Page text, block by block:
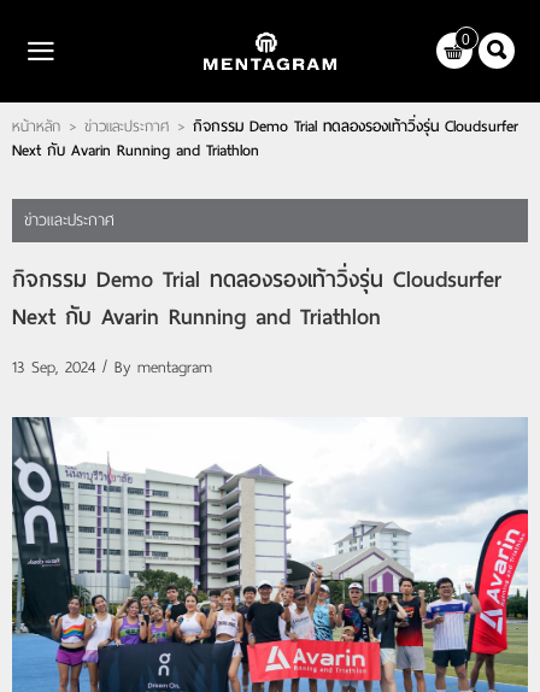
ไทย
WISHLIST( 0 )
หน้าหลัก
แบรนด์
ตัวแทนจำหน่าย
เกี่ยวกับเรา
บทความ
0
หน้าหลัก > ข่าวและประกาศ > กิจกรรม Demo Trial ทดลองรองเท้าวิ่งรุ่น Cloudsurfer
Next กับ Avarin Running and Triathlon
ข่าวและประกาศ
กิจกรรม Demo Trial ทดลองรองเท้าวิ่งรุ่น Cloudsurfer
Next กับ Avarin Running and Triathlon
13 Sep, 2024 / By mentagram